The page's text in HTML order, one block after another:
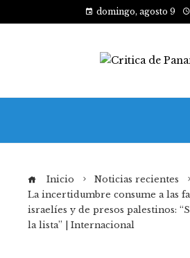
domingo, agosto 9
Inicio
Noticias recientes
La incertidumbre consume a las
israelíes y de presos palestinos:
la lista” | Internacional